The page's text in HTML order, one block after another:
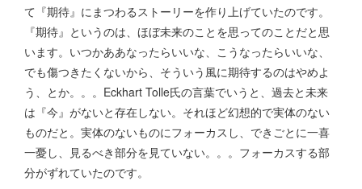
て『期待』にまつわるストーリーを作り上げていたのです。
『期待』というのは、ほぼ未来のことを思ってのことだと思
います。いつかああなったらいいな、こうなったらいいな、
でも傷つきたくないから、そういう風に期待するのはやめよ
う、とか。。。Eckhart Tolle氏の言葉でいうと、過去と未来
は『今』がないと存在しない。それほど幻想的で実体のない
ものだと。実体のないものにフォーカスし、できごとに一喜
一憂し、見るべき部分を見ていない。。。フォーカスする部
分がずれていたのです。